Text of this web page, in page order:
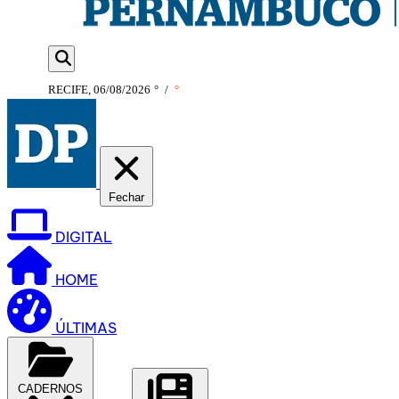
RECIFE, 06/08/2026 ° / °
Fechar
DIGITAL
HOME
ÚLTIMAS
CADERNOS